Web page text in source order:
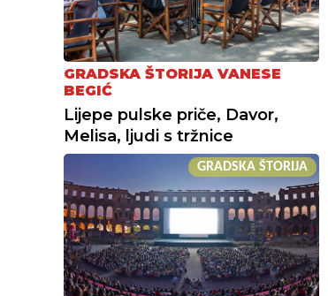
GRADSKA ŠTORIJA VANESE
BEGIĆ
Lijepe pulske priče, Davor,
Melisa, ljudi s tržnice
GRADSKA ŠTORIJA